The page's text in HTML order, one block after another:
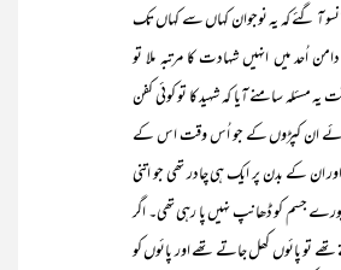
آ گئے کہ یہ نوجوان کہاں سے کہاں تک
اُحد میں انہیں شہادت کا مرتبہ ملا تو
مسئلہ سامنے آیا کہ شہید کا تو کوئی کفن
ان کپڑوں کے جو اُس وقت اس کے
ان کے بدن پر ایک ہی چادر تھی جو اتنی
جسم کو ڈھانپ نہیں پا رہی تھی۔ اگر
تھے تو پائوں کھل جاتے تھے اور پائوں کو